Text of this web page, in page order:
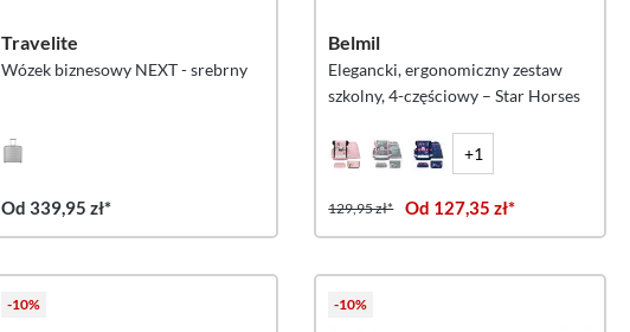
Travelite
Wózek biznesowy NEXT - srebrny
Od 339,95 zł*
Belmil
Elegancki, ergonomiczny zestaw
szkolny, 4-częściowy – Star Horses
+1
129,95 zł* Od 127,35 zł*
-10% -10%